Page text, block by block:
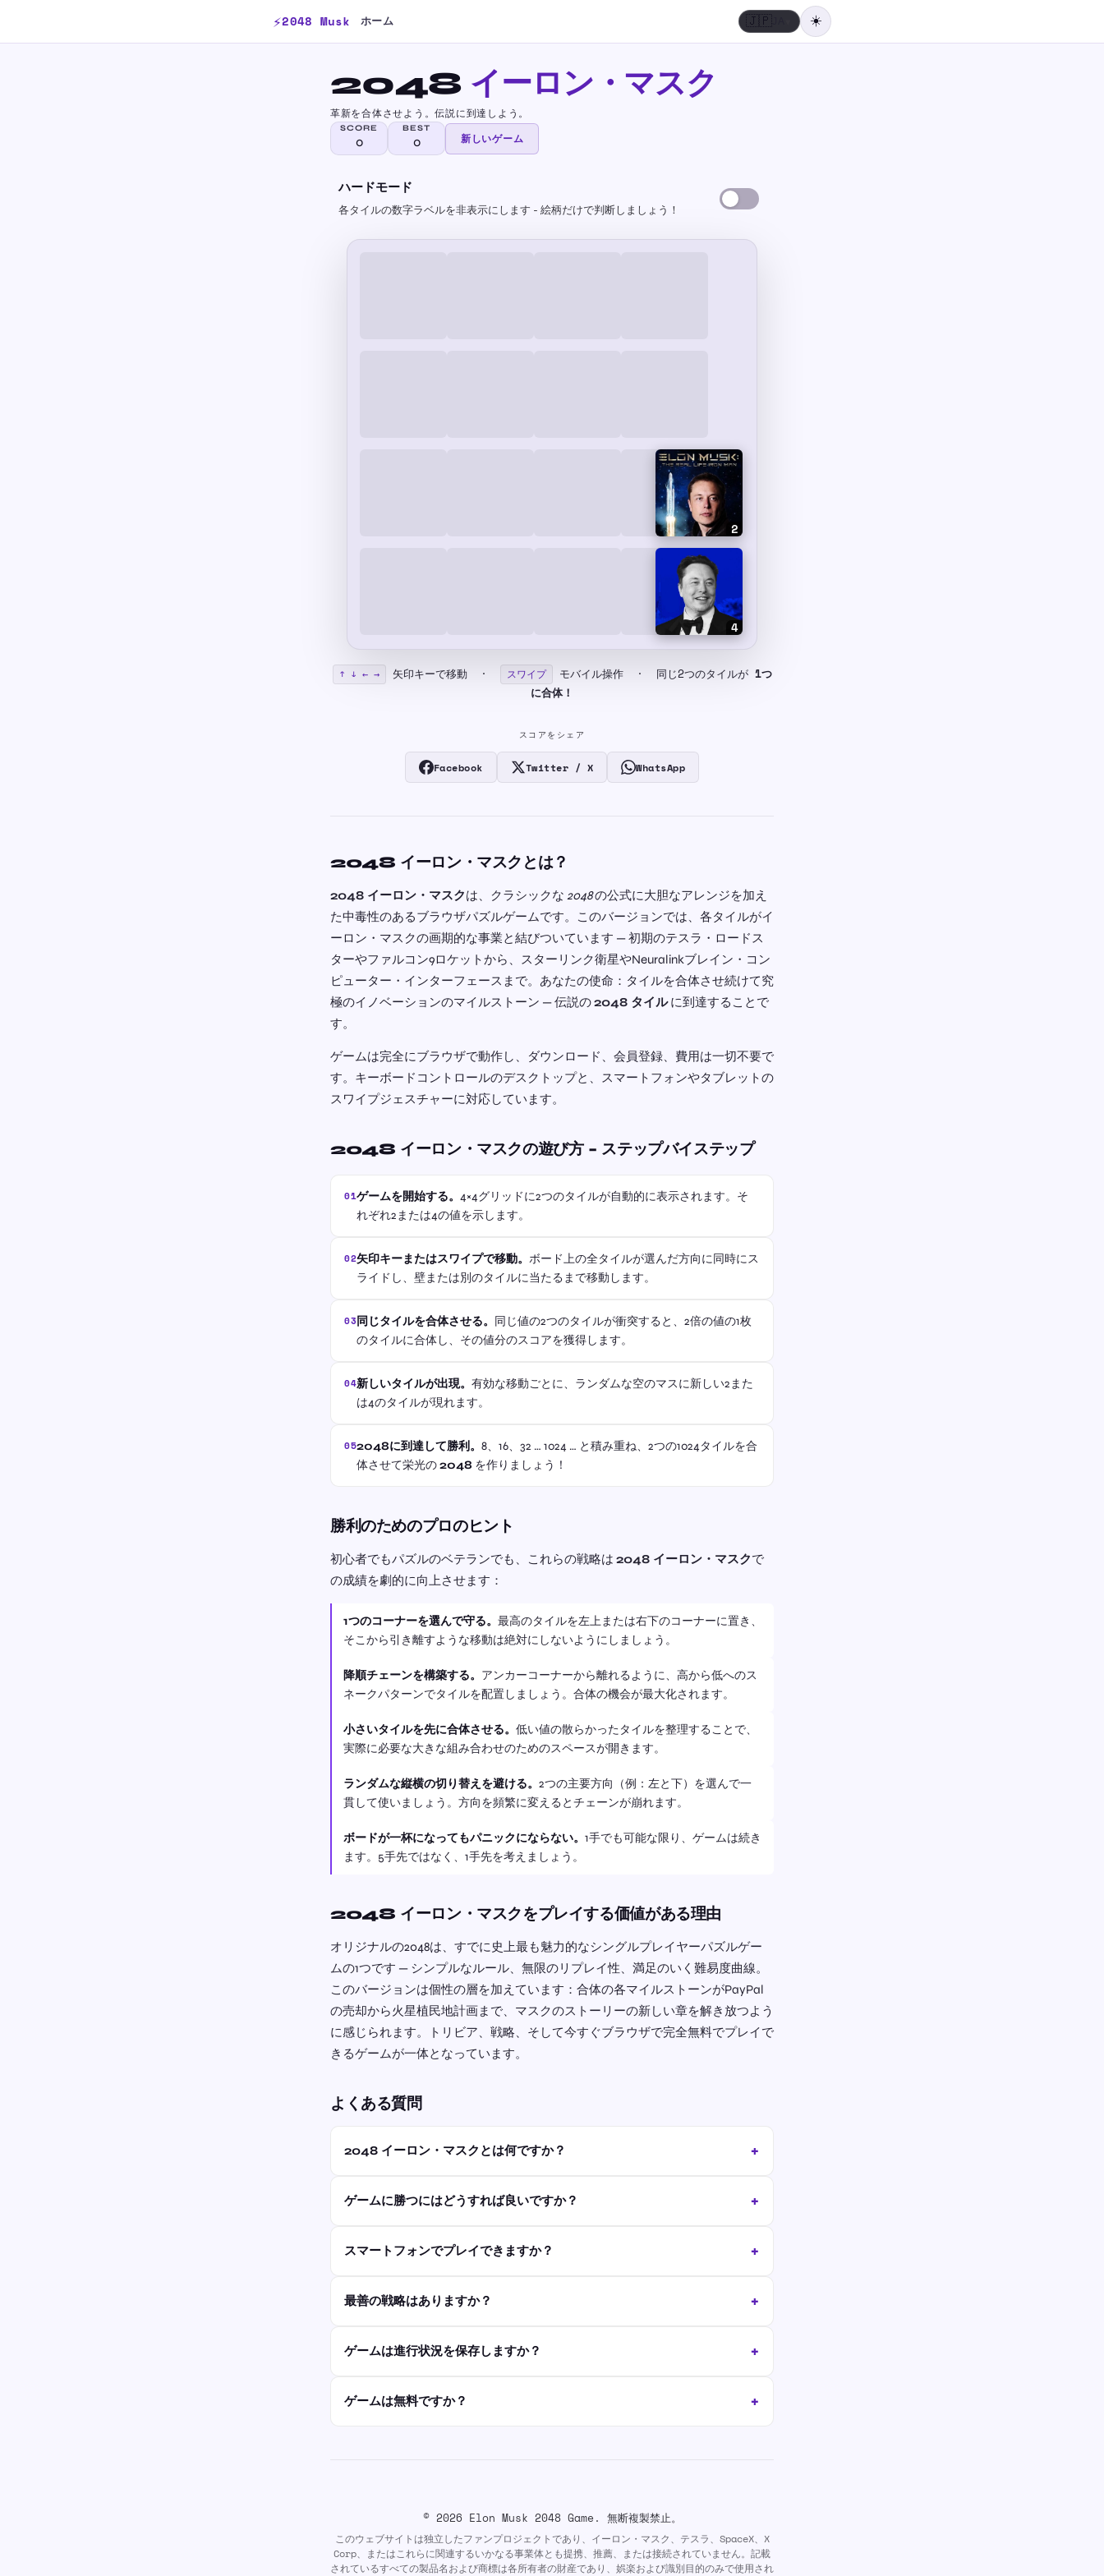
⚡2048 Musk ホーム 🇯🇵
2048 イーロン・マスク
革新を合体させよう。伝説に到達しよう。
0
0 新しいゲーム
ハードモード
各タイルの数字ラベルを非表示にします - 絵柄だけで判断しましょう！
2
4
↑ ↓ ← → 矢印キーで移動 · スワイプ モバイル操作 · 同じ2つのタイルが 1つ
に合体！
スコアをシェア
Facebook Twitter / X WhatsApp
2048 イーロン・マスクとは？
2048 イーロン・マスクは、クラシックな 2048の公式に大胆なアレンジを加え
た中毒性のあるブラウザパズルゲームです。このバージョンでは、各タイルがイ
ーロン・マスクの画期的な事業と結びついています — 初期のテスラ・ロードス
ターやファルコン9ロケットから、スターリンク衛星やNeuralinkブレイン・コン
ピューター・インターフェースまで。あなたの使命：タイルを合体させ続けて究
極のイノベーションのマイルストーン — 伝説の2048 タイルに到達することで
す。
ゲームは完全にブラウザで動作し、ダウンロード、会員登録、費用は一切不要で
す。キーボードコントロールのデスクトップと、スマートフォンやタブレットの
スワイプジェスチャーに対応しています。
2048 イーロン・マスクの遊び方 - ステップバイステップ
01ゲームを開始する。4×4グリッドに2つのタイルが自動的に表示されます。そ
れぞれ2または4の値を示します。
02矢印キーまたはスワイプで移動。ボード上の全タイルが選んだ方向に同時にス
ライドし、壁または別のタイルに当たるまで移動します。
03同じタイルを合体させる。 同じ値の2つのタイルが衝突すると、2倍の値の1枚
のタイルに合体し、その値分のスコアを獲得します。
04新しいタイルが出現。有効な移動ごとに、ランダムな空のマスに新しい2また
は4のタイルが現れます。
052048に到達して勝利。8、16、32 … 1024 … と積み重ね、2つの1024タイルを合
体させて栄光の2048 を作りましょう！
勝利のためのプロのヒント
初心者でもパズルのベテランでも、これらの戦略は 2048 イーロン・マスクで
の成績を劇的に向上させます：
1つのコーナーを選んで守る。 最高のタイルを左上または右下のコーナーに置き、
そこから引き離すような移動は絶対にしないようにしましょう。
降順チェーンを構築する。 アンカーコーナーから離れるように、高から低へのス
ネークパターンでタイルを配置しましょう。合体の機会が最大化されます。
小さいタイルを先に合体させる。 低い値の散らかったタイルを整理することで、
実際に必要な大きな組み合わせのためのスペースが開きます。
ランダムな縦横の切り替えを避ける。 2つの主要方向（例：左と下）を選んで一
貫して使いましょう。方向を頻繁に変えるとチェーンが崩れます。
ボードが一杯になってもパニックにならない。 1手でも可能な限り、ゲームは続き
ます。5手先ではなく、1手先を考えましょう。
2048 イーロン・マスクをプレイする価値がある理由
オリジナルの2048は、すでに史上最も魅力的なシングルプレイヤーパズルゲー
ムの1つです — シンプルなルール、無限のリプレイ性、満足のいく難易度曲線。
このバージョンは個性の層を加えています：合体の各マイルストーンがPayPal
の売却から火星植民地計画まで、マスクのストーリーの新しい章を解き放つよう
に感じられます。トリビア、戦略、そして今すぐブラウザで完全無料でプレイで
きるゲームが一体となっています。
よくある質問
2048 イーロン・マスクとは何ですか？
ゲームに勝つにはどうすれば良いですか？
スマートフォンでプレイできますか？
最善の戦略はありますか？
ゲームは進行状況を保存しますか？
ゲームは無料ですか？
© 2026Elon Musk 2048 Game. 無断複製禁止。
このウェブサイトは独立したファンプロジェクトであり、イーロン・マスク、テスラ、SpaceX、X
Corp、またはこれらに関連するいかなる事業体とも提携、推薦、または接続されていません。記載
されているすべての製品名および商標は各所有者の財産であり、娯楽および識別目的のみで使用され